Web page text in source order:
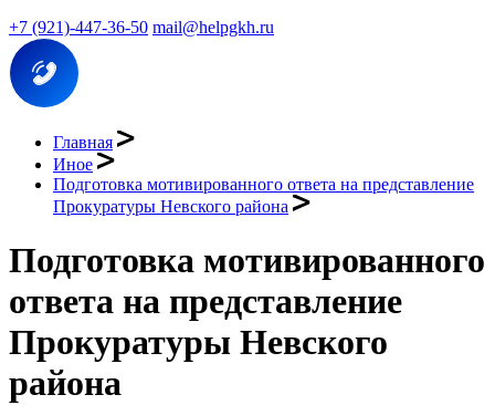
+7 (921)-447-36-50 mail@helpgkh.ru
Главная
Иное
Подготовка мотивированного ответа на представление
Прокуратуры Невского района
Подготовка мотивированного
ответа на представление
Прокуратуры Невского
района